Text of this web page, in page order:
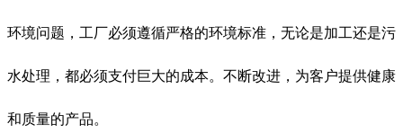
环境问题，工厂必须遵循严格的环境标准，无论是加工还是污
水处理，都必须支付巨大的成本。不断改进，为客户提供健康
和质量的产品。